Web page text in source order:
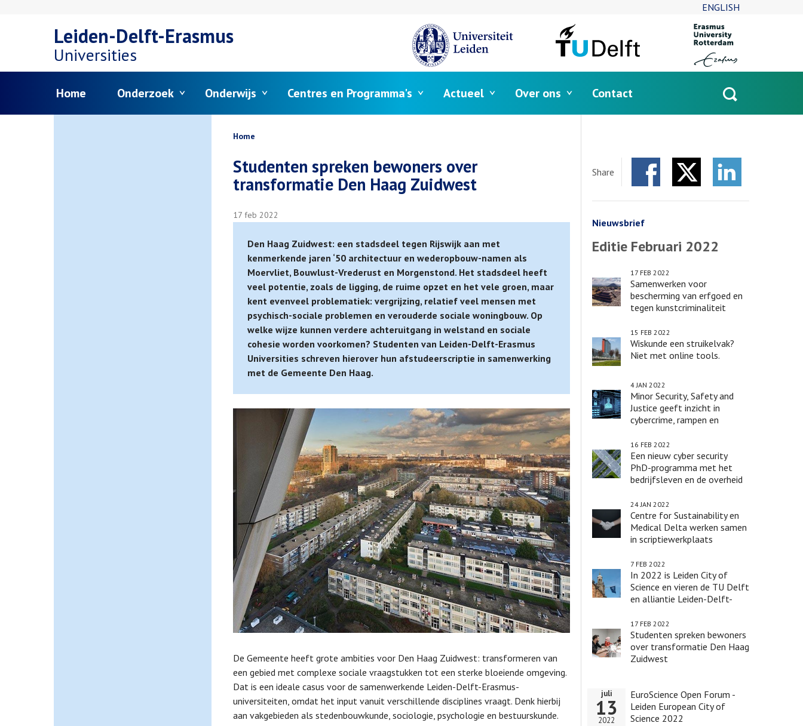
naar
ENGLISH
Leiden-Delft-Erasmus
Universities
Home Onderzoek Onderwijs Centres en Programma's Actueel Over ons Contact
Kruimelpad
Home
Studenten spreken bewoners over
transformatie Den Haag Zuidwest
17 feb 2022
Den Haag Zuidwest: een stadsdeel tegen Rijswijk aan met
kenmerkende jaren ‘50 architectuur en wederopbouw-namen als
Moervliet, Bouwlust-Vrederust en Morgenstond. Het stadsdeel heeft
veel potentie, zoals de ligging, de ruime opzet en het vele groen, maar
kent evenveel problematiek: vergrijzing, relatief veel mensen met
psychisch-sociale problemen en verouderde sociale woningbouw. Op
welke wijze kunnen verdere achteruitgang in welstand en sociale
cohesie worden voorkomen? Studenten van Leiden-Delft-Erasmus
Universities schreven hierover hun afstudeerscriptie in samenwerking
met de Gemeente Den Haag.
De Gemeente heeft grote ambities voor Den Haag Zuidwest: transformeren van
een gebied met complexe sociale vraagstukken tot een sterke bloeiende omgeving.
Dat is een ideale casus voor de samenwerkende Leiden-Delft-Erasmus-
universiteiten, omdat het input vanuit verschillende disciplines vraagt. Denk hierbij
aan vakgebieden als stedenbouwkunde, sociologie, psychologie en bestuurskunde.
Share
Nieuwsbrief
Editie Februari 2022
Samenwerken voor
bescherming van erfgoed en
tegen kunstcriminaliteit
17 FEB 2022
Wiskunde een struikelvak?
Niet met online tools.
15 FEB 2022
Minor Security, Safety and
Justice geeft inzicht in
cybercrime, rampen en
4 JAN 2022
Een nieuw cyber security
PhD-programma met het
bedrijfsleven en de overheid
16 FEB 2022
Centre for Sustainability en
Medical Delta werken samen
in scriptiewerkplaats
24 JAN 2022
In 2022 is Leiden City of
Science en vieren de TU Delft
en alliantie Leiden-Delft-
7 FEB 2022
Studenten spreken bewoners
over transformatie Den Haag
Zuidwest
17 FEB 2022
EuroScience Open Forum -
Leiden European City of
Science 2022
juli
13
2022